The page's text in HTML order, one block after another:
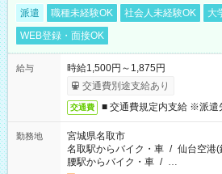
派遣 職種未経験OK 社会人未経験OK 大
WEB登録・面接OK
給与
時給1,500円～1,875円
交通費別途支給あり
交通費 ■ 交通費規定内支給 ※派遣
勤務地
宮城県名取市
名取駅からバイク・車 / 仙台空港
腰駅からバイク・車 / …